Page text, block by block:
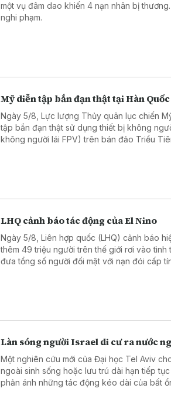
một vụ đâm dao khiến 4 nạn nhân bị
nghi phạm.
Mỹ diễn tập bắn đạn thật tại Hàn Quốc
Ngày 5/8, Lực lượng Thủy quân lục chiến
tập bắn đạn thật sử dụng thiết bị không
không người lái FPV) trên bán đảo Triều
LHQ cảnh báo tác động của El Nino
Ngày 5/8, Liên hợp quốc (LHQ) cảnh báo
thêm 49 triệu người trên thế giới rơi vào tình
đưa tổng số người đối mặt với nạn đói cấp
Làn sóng người Israel di cư ra nước
Một nghiên cứu mới của Đại học Tel Aviv
ngoài sinh sống hoặc lưu trú dài hạn tiếp
phản ánh những tác động kéo dài của bất